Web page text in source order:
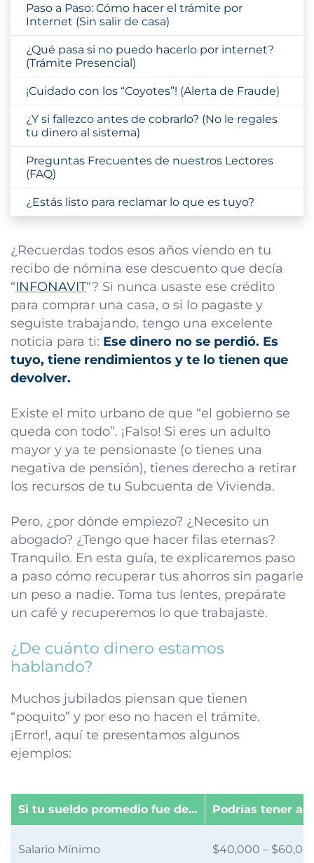
Paso a Paso: Cómo hacer el trámite por
Internet (Sin salir de casa)
¿Qué pasa si no puedo hacerlo por internet?
(Trámite Presencial)
¡Cuidado con los “Coyotes”! (Alerta de Fraude)
¿Y si fallezco antes de cobrarlo? (No le regales
tu dinero al sistema)
Preguntas Frecuentes de nuestros Lectores
(FAQ)
¿Estás listo para reclamar lo que es tuyo?
¿Recuerdas todos esos años viendo en tu
recibo de nómina ese descuento que decía
“INFONAVIT“? Si nunca usaste ese crédito
para comprar una casa, o si lo pagaste y
seguiste trabajando, tengo una excelente
noticia para ti: Ese dinero no se perdió. Es
tuyo, tiene rendimientos y te lo tienen que
devolver.
Existe el mito urbano de que “el gobierno se
queda con todo”. ¡Falso! Si eres un adulto
mayor y ya te pensionaste (o tienes una
negativa de pensión), tienes derecho a retirar
los recursos de tu Subcuenta de Vivienda.
Pero, ¿por dónde empiezo? ¿Necesito un
abogado? ¿Tengo que hacer filas eternas?
Tranquilo. En esta guía, te explicaremos paso
a paso cómo recuperar tus ahorros sin pagarle
un peso a nadie. Toma tus lentes, prepárate
un café y recuperemos lo que trabajaste.
¿De cuánto dinero estamos
hablando?
Muchos jubilados piensan que tienen
“poquito” y por eso no hacen el trámite.
¡Error!, aquí te presentamos algunos
ejemplos:
Si tu sueldo promedio fue de… Podrías tener
Salario Mínimo $40,000 –